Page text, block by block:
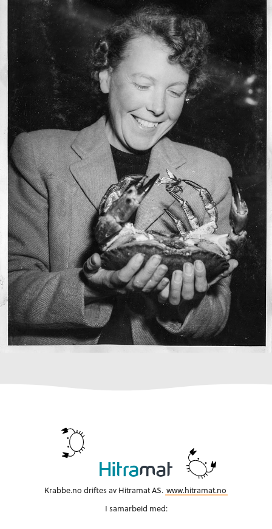
Krabbe.no driftes av Hitramat AS. www.hitramat.no
I samarbeid med: